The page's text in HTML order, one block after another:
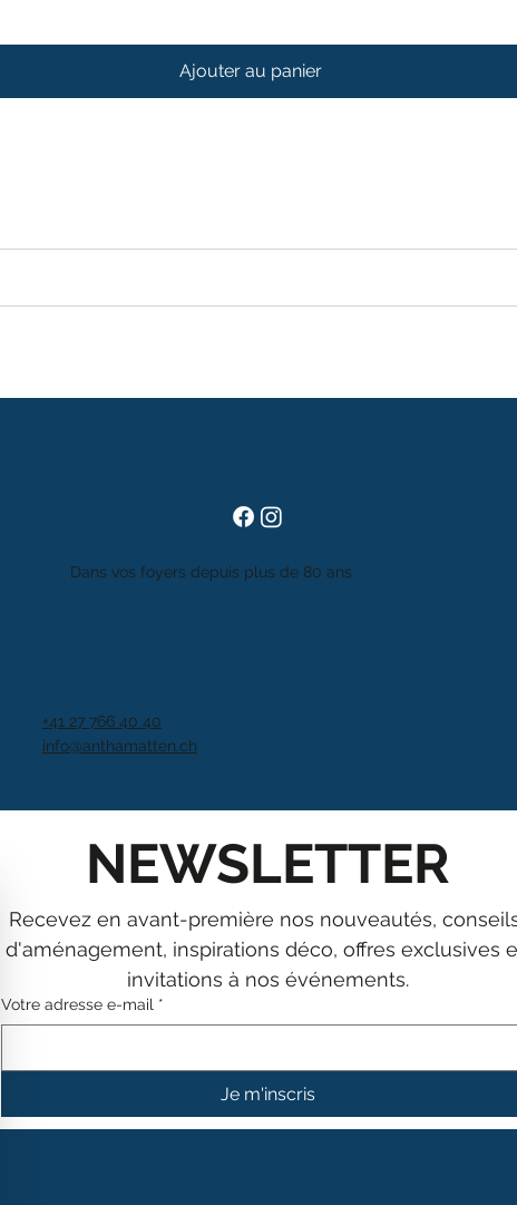
Ajouter au panier
Dans vos foyers depuis plus de 80 ans
+41 27 766 40 40
info@anthamatten.ch
NEWSLETTER
Recevez en avant-première nos nouveautés,
d'aménagement, inspirations déco, offres exclusives
invitations à nos événements.
Votre adresse e-mail *
Je m'inscris